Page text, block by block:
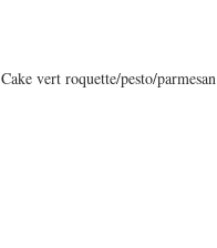
Cake vert roquette/pesto/parmesan